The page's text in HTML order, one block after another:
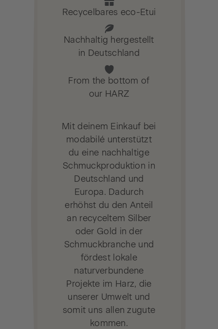
Recycelbares eco-Etui
Nachhaltig hergestellt
in Deutschland
From the bottom of
our HARZ
Mit deinem Einkauf bei
modabilé unterstützt
du eine nachhaltige
Schmuckproduktion in
Deutschland und
Europa. Dadurch
erhöhst du den Anteil
an recyceltem Silber
oder Gold in der
Schmuckbranche und
fördest lokale
naturverbundene
Projekte im Harz, die
unserer Umwelt und
somit uns allen zugute
kommen.